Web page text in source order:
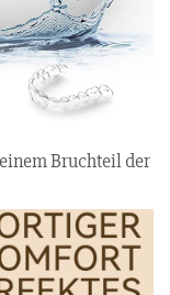
Bruchteil der